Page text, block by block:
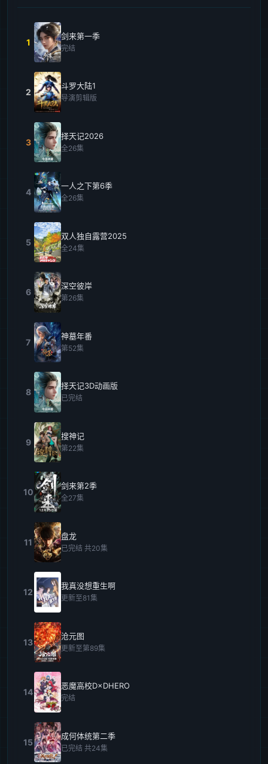
1
剑来第一季
完结
2
斗罗大陆1
导演剪辑版
3
择天记2026
全26集
4
一人之下第6季
全26集
5
双人独自露营2025
全24集
6
深空彼岸
第26集
7
神墓年番
第52集
8
择天记3D动画版
已完结
9
搜神记
第22集
10
剑来第2季
全27集
11
盘龙
已完结 共20集
12
我真没想重生啊
更新至81集
13
沧元图
更新至第89集
14
恶魔高校D×DHERO
完结
15
成何体统第二季
已完结 共24集